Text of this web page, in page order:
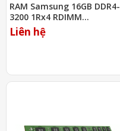
RAM Samsung 16GB DDR4-
3200 1Rx4 RDIMM
(M393A2K40DB2-CWE)
Liên hệ